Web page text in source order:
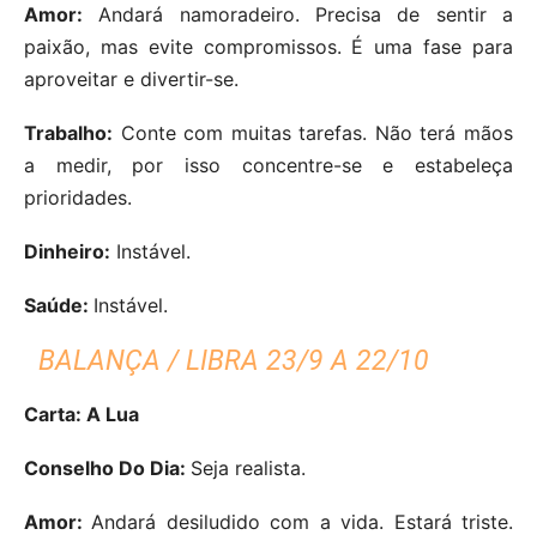
Amor: Andará namoradeiro. Precisa de sentir a
paixão, mas evite compromissos. É uma fase para
aproveitar e divertir-se.
Trabalho: Conte com muitas tarefas. Não terá mãos
a medir, por isso concentre-se e estabeleça
prioridades.
Dinheiro: Instável.
Saúde: Instável.
BALANÇA / LIBRA 23/9 A 22/10
Carta: A Lua
Conselho Do Dia: Seja realista.
Amor: Andará desiludido com a vida. Estará triste.